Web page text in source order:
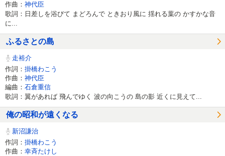
作曲： 神代臣
歌詞：日差しを浴びて まどろんで ときおり風に 揺れる葉の かすかな音
に...
ふるさとの島
走裕介
作詞： 掛橋わこう
作曲： 神代臣
編曲： 石倉重信
歌詞：翼があれば 飛んでゆく 波の向こうの 島の影 近くに見えて...
俺の昭和が遠くなる
新沼謙治
作詞： 掛橋わこう
作曲： 幸斉たけし